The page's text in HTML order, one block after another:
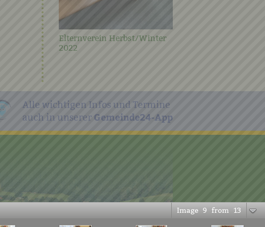
Elternverein Herbst/Winter
2022
Alle wichtigen Infos und Termine
auch in unserer Gemeinde24-App
Image 9 from 13